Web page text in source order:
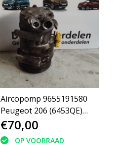
Aircopomp 9655191580
Peugeot 206 (6453QE)
(1449F) Sand SD6V12
€70,00
OP VOORRAAD